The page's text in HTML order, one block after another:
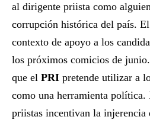
al dirigente priista como
corrupción histórica del país.
contexto de apoyo a los
los próximos comicios de
que el PRI pretende utilizar a
como una herramienta política.
priistas incentivan la injerencia